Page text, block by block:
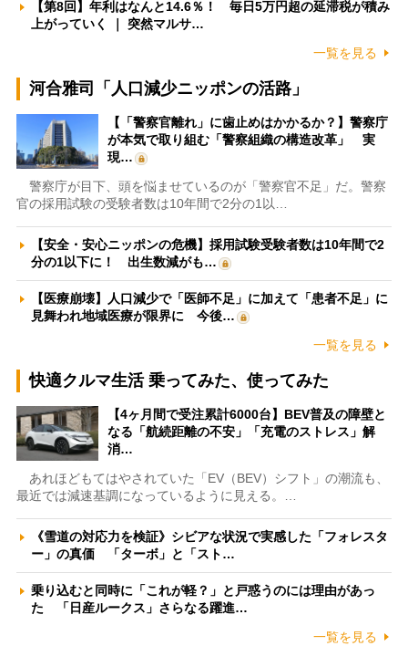
【第8回】年利はなんと14.6％！ 毎日5万円超の延滞税が積み
上がっていく ｜ 突然マルサ…
一覧を見る
河合雅司「人口減少ニッポンの活路」
【「警察官離れ」に歯止めはかかるか？】警察庁
が本気で取り組む「警察組織の構造改革」 実
現…
警察庁が目下、頭を悩ませているのが「警察官不足」だ。警察
官の採用試験の受験者数は10年間で2分の1以…
【安全・安心ニッポンの危機】採用試験受験者数は10年間で2
分の1以下に！ 出生数減がも…
【医療崩壊】人口減少で「医師不足」に加えて「患者不足」に
見舞われ地域医療が限界に 今後…
一覧を見る
快適クルマ生活 乗ってみた、使ってみた
【4ヶ月間で受注累計6000台】BEV普及の障壁と
なる「航続距離の不安」「充電のストレス」解
消…
あれほどもてはやされていた「EV（BEV）シフト」の潮流も、
最近では減速基調になっているように見える。…
《雪道の対応力を検証》シビアな状況で実感した「フォレスタ
ー」の真価 「ターボ」と「スト…
乗り込むと同時に「これが軽？」と戸惑うのには理由があっ
た 「日産ルークス」さらなる躍進…
一覧を見る